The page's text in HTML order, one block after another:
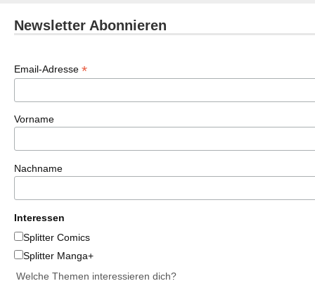
Newsletter Abonnieren
Email-Adresse *
Vorname
Nachname
Interessen
Splitter Comics
Splitter Manga+
Welche Themen interessieren dich?